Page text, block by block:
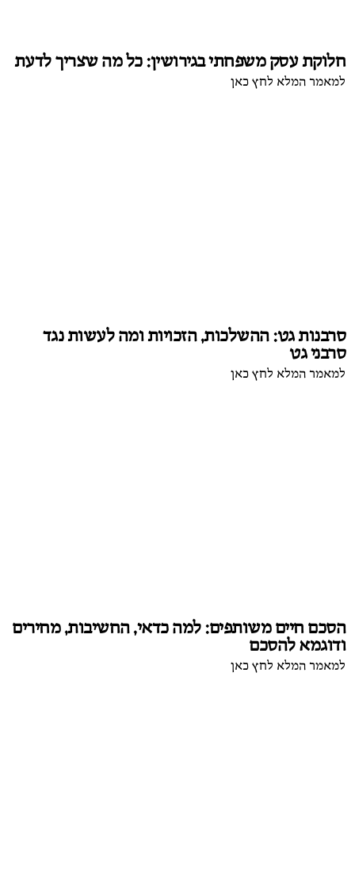
חלוקת עסק משפחתי בגירושין: כל מה שצריך לדעת
למאמר המלא לחץ כאן
סרבנות גט: ההשלכות, הזכויות ומה לעשות נגד
סרבני גט
למאמר המלא לחץ כאן
הסכם חיים משותפים: למה כדאי, החשיבות, מחירים
ודוגמא להסכם
למאמר המלא לחץ כאן